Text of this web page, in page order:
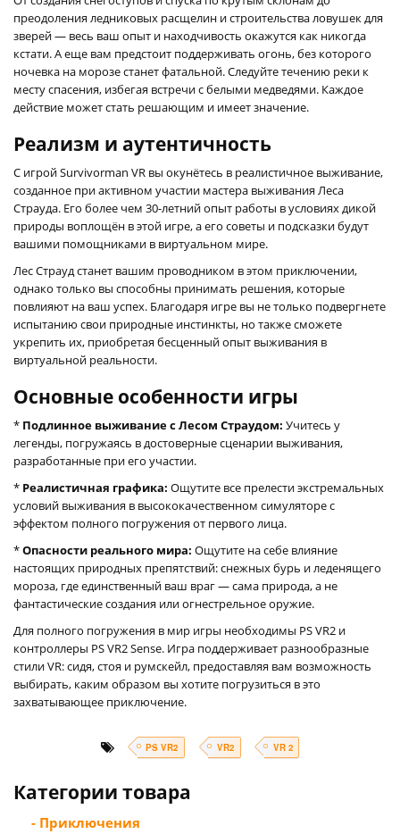
преодоления ледниковых расщелин и строительства ловушек для
зверей — весь ваш опыт и находчивость окажутся как никогда
кстати. А еще вам предстоит поддерживать огонь, без которого
ночевка на морозе станет фатальной. Следуйте течению реки к
месту спасения, избегая встречи с белыми медведями. Каждое
действие может стать решающим и имеет значение.
Реализм и аутентичность
С игрой Survivorman VR вы окунётесь в реалистичное выживание,
созданное при активном участии мастера выживания Леса
Страуда. Его более чем 30-летний опыт работы в условиях дикой
природы воплощён в этой игре, а его советы и подсказки будут
вашими помощниками в виртуальном мире.
Лес Страуд станет вашим проводником в этом приключении,
однако только вы способны принимать решения, которые
повлияют на ваш успех. Благодаря игре вы не только подвергнете
испытанию свои природные инстинкты, но также сможете
укрепить их, приобретая бесценный опыт выживания в
виртуальной реальности.
Основные особенности игры
* Подлинное выживание с Лесом Страудом: Учитесь у
легенды, погружаясь в достоверные сценарии выживания,
разработанные при его участии.
* Реалистичная графика: Ощутите все прелести экстремальных
условий выживания в высококачественном симуляторе с
эффектом полного погружения от первого лица.
*Опасности реального мира: Ощутите на себе влияние
настоящих природных препятствий: снежных бурь и леденящего
мороза, где единственный ваш враг — сама природа, а не
фантастические создания или огнестрельное оружие.
Для полного погружения в мир игры необходимы PS VR2 и
контроллеры PS VR2 Sense. Игра поддерживает разнообразные
стили VR: сидя, стоя и румскейл, предоставляя вам возможность
выбирать, каким образом вы хотите погрузиться в это
захватывающее приключение.
PS VR2 VR2 VR 2
Категории товара
- Приключения